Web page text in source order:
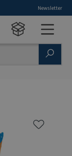
Newsletter